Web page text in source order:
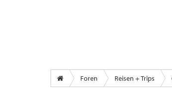
Foren Reisen + Trips